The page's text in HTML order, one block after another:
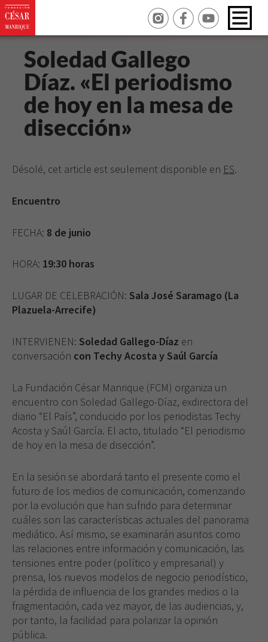
Soledad Gallego
Díaz. «El periodismo
de hoy en la mesa de
disección»
Désolé, cet article est seulement disponible en ES.
Encuentro
FECHA: 8 de junio
HORA: 19:30 horas
LUGAR DE CELEBRACIÓN: Sala José Saramago (La
Plazuela-Arrecife)
INTERVIENEN: Soledad Gallego-Díaz en
conversación con Techy Acosta y Saúl García
La Fundación César Manrique (FCM) organiza un
encuentro con Soledad Gallego-Díaz, exdirectora del
diario “El País”, conducido por los periodistas Techy
Acosta y Saúl García. El acto, titulado “El periodismo
de hoy en la mesa de disección”.
En la sesión se abordará tanto el presente como el
futuro de los medios de comunicación, comenzando
por la evolución que han sufrido para determinar
cuáles son las características actuales del panorama
mediático. Así mismo, se examinarán asuntos como
las relaciones entre información y comunicación, las
tensiones entre poder (político y empresarial) y
prensa, los nuevos modelos de negocio periodístico,
la pérdida de influencia de los grandes medios o la
fragmentación, cada vez mayor, de las audiencias, y,
por tanto, la facilidad para polarizar la opinión
pública.